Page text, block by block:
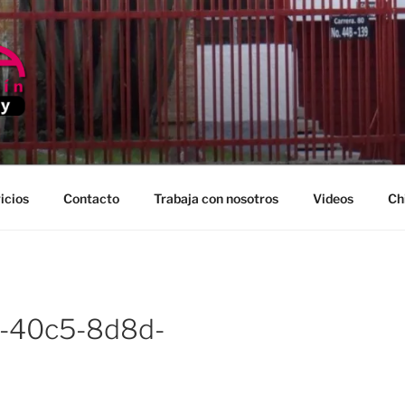
Contacto Trabaja con nosotros Videos
40c5-8d8d-